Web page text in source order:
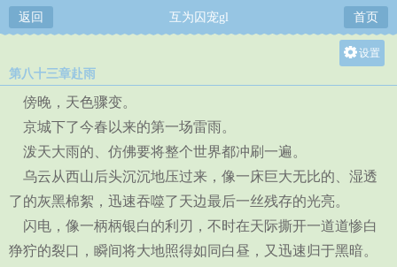
返回 互为囚宠gl 首页
设置
第八十三章赴雨
傍晚，天色骤变。
京城下了今春以来的第一场雷雨。
泼天大雨的、仿佛要将整个世界都冲刷一遍。
乌云从西山后头沉沉地压过来，像一床巨大无比的、湿透
了的灰黑棉絮，迅速吞噬了天边最后一丝残存的光亮。
闪电，像一柄柄银白的利刃，不时在天际撕开一道道惨白
狰狞的裂口，瞬间将大地照得如同白昼，又迅速归于黑暗。